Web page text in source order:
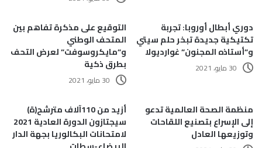
دوري أبطال أوروبا: تجربة
تكتيكية جديدة تبخر حلم سيتي
و”أستاذه المجنون” غوارديولا
30 مايو، 2021
التوقيع على مذكرة تفاهم بين
المتحف الوطني
و”مايكروسوفت” لعرض التحف
بطرق ذكية
30 مايو، 2021
منظمة الصحة العالمية تدعو
إلى الإسراع بتصنيع اللقاحات
وتوزيعها العادل
أزيد من 110آلاف مترشح(ة)
سيجتازون الدورة العادية 2021
لامتحانات البكالوريا بجهة الدار